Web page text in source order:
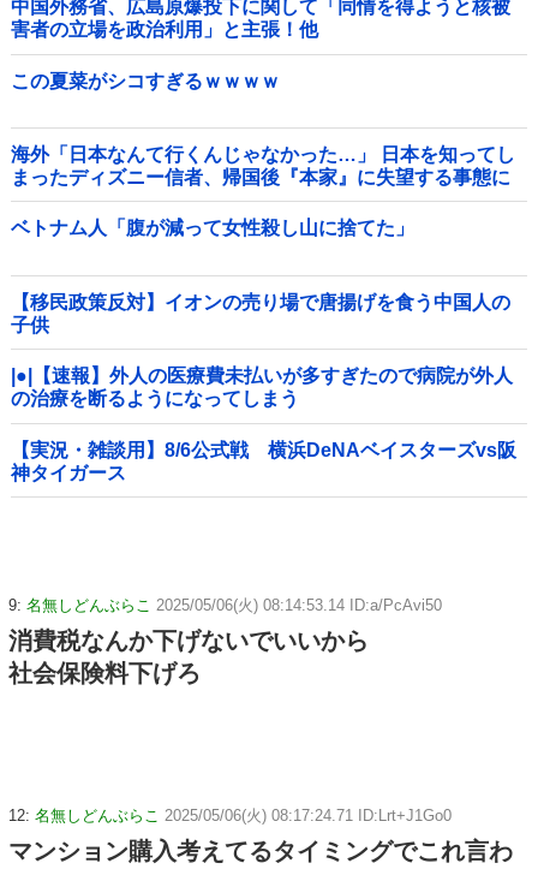
中国外務省、広島原爆投下に関して「同情を得ようと核被
害者の立場を政治利用」と主張！他
この夏菜がシコすぎるｗｗｗｗ
海外「日本なんて行くんじゃなかった…」 日本を知ってし
まったディズニー信者、帰国後『本家』に失望する事態に
ベトナム人「腹が減って女性殺し山に捨てた」
【移民政策反対】イオンの売り場で唐揚げを食う中国人の
子供
|●|【速報】外人の医療費未払いが多すぎたので病院が外人
の治療を断るようになってしまう
【実況・雑談用】8/6公式戦 横浜DeNAベイスターズvs阪
神タイガース
9: 名無しどんぶらこ 2025/05/06(火) 08:14:53.14 ID:a/PcAvi50
消費税なんか下げないでいいから
社会保険料下げろ
12: 名無しどんぶらこ 2025/05/06(火) 08:17:24.71 ID:Lrt+J1Go0
マンション購入考えてるタイミングでこれ言わ